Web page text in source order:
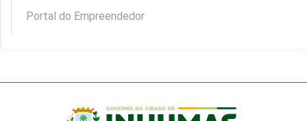
Portal do Empreendedor